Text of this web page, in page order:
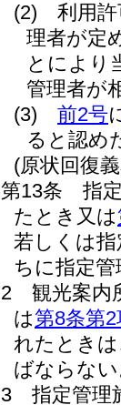
(2)
利用
理者が定
とにより
管理者が
(3)
前2号
ると認め
(原状回復
第13条
指
たとき又は
若しくは
ちに指定
2
観光案内
は第8条第2
れたとき
ばならな
3
指定管理